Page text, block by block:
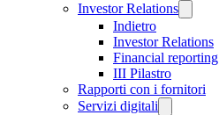
Investor Relations
Indietro
Investor Relations
Financial reporting
III Pilastro
Rapporti con i fornitori
Servizi digitali